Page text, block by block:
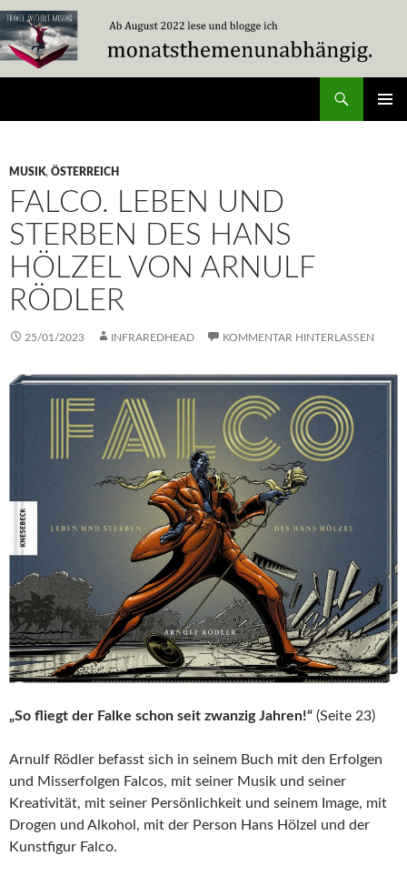
Zum
Inhalt
springen
MUSIK, ÖSTERREICH
FALCO. LEBEN UND
STERBEN DES HANS
HÖLZEL VON ARNULF
RÖDLER
25/01/2023 INFRAREDHEAD KOMMENTAR HINTERLASSEN
„So fliegt der Falke schon seit zwanzig Jahren!“ (Seite 23)
Arnulf Rödler befasst sich in seinem Buch mit den Erfolgen
und Misserfolgen Falcos, mit seiner Musik und seiner
Kreativität, mit seiner Persönlichkeit und seinem Image, mit
Drogen und Alkohol, mit der Person Hans Hölzel und der
Kunstfigur Falco.